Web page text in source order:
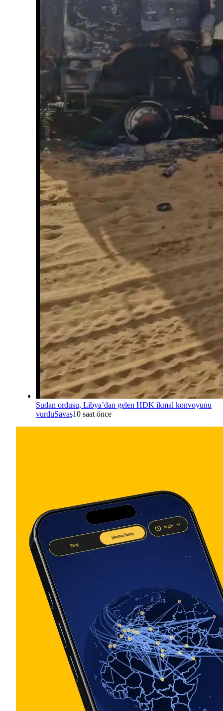
Sudan ordusu, Libya’dan gelen HDK ikmal konvoyunu
vurduSavaş10 saat önce